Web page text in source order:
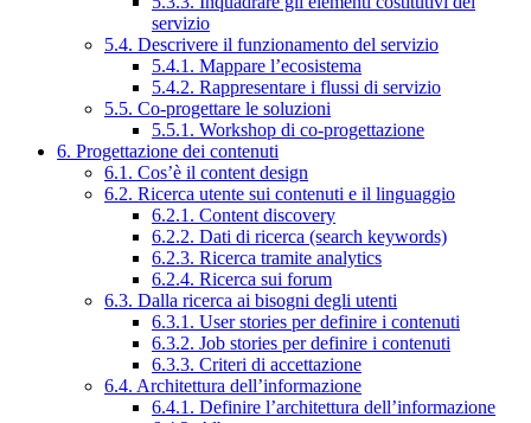
servizio
5.4. Descrivere il funzionamento del servizio
5.4.1. Mappare l’ecosistema
5.4.2. Rappresentare i flussi di servizio
5.5. Co-progettare le soluzioni
5.5.1. Workshop di co-progettazione
6. Progettazione dei contenuti
6.1. Cos’è il content design
6.2. Ricerca utente sui contenuti e il linguaggio
6.2.1. Content discovery
6.2.2. Dati di ricerca (search keywords)
6.2.3. Ricerca tramite analytics
6.2.4. Ricerca sui forum
6.3. Dalla ricerca ai bisogni degli utenti
6.3.1. User stories per definire i contenuti
6.3.2. Job stories per definire i contenuti
6.3.3. Criteri di accettazione
6.4. Architettura dell’informazione
6.4.1. Definire l’architettura dell’informazione